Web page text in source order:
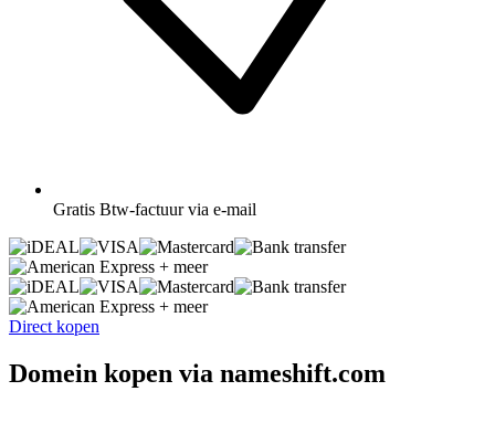
Gratis Btw-factuur via e-mail
+ meer
+ meer
Direct kopen
Domein kopen via nameshift.com